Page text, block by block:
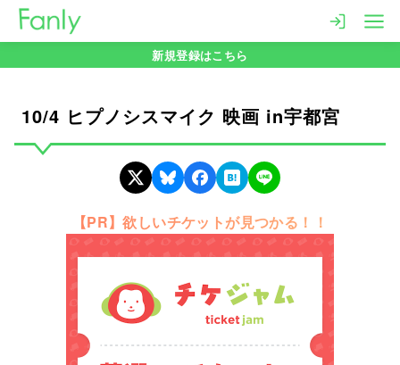
新規登録はこちら
10/4 ヒプノシスマイク 映画 in宇都宮
【PR】欲しいチケットが見つかる！！